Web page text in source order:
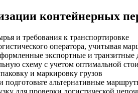
контейнерных
и требования к транспортировке
оператора, учитывая
экспортные и транзитные
схему с учетом оптимальной
и маркировку грузов
подготовьте альтернативные
для проверки логистической